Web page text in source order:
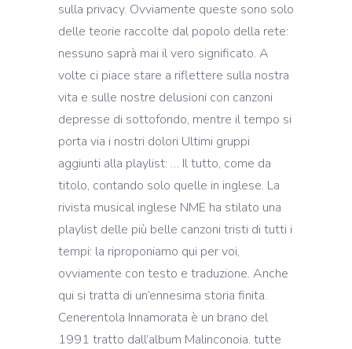
sulla privacy. Ovviamente queste sono solo
delle teorie raccolte dal popolo della rete:
nessuno saprà mai il vero significato. A
volte ci piace stare a riflettere sulla nostra
vita e sulle nostre delusioni con canzoni
depresse di sottofondo, mentre il tempo si
porta via i nostri dolori Ultimi gruppi
aggiunti alla playlist: … Il tutto, come da
titolo, contando solo quelle in inglese. La
rivista musical inglese NME ha stilato una
playlist delle più belle canzoni tristi di tutti i
tempi: la riproponiamo qui per voi,
ovviamente con testo e traduzione. Anche
qui si tratta di un’ennesima storia finita.
Cenerentola Innamorata è un brano del
1991 tratto dall’album Malinconoia. tutte